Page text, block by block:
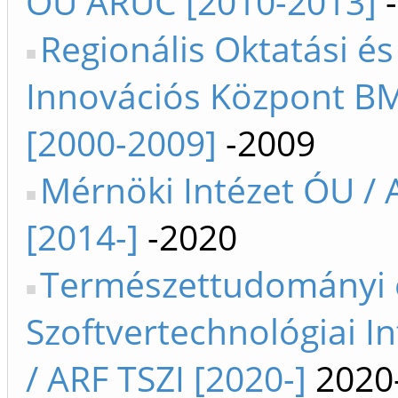
Regionális Oktatási és
Innovációs Központ
[2000-2009] -2009
Mérnöki Intézet ÓU /
[2014-] -2020
Természettudományi
Szoftvertechnológiai
/ ARF TSZI [2020-]